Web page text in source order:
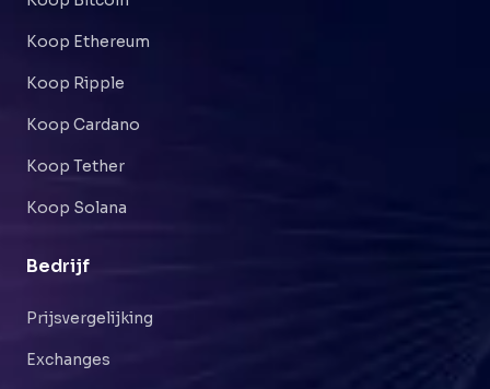
Koop Ethereum
Koop Ripple
Koop Cardano
Koop Tether
Koop Solana
Bedrijf
Prijsvergelijking
Exchanges